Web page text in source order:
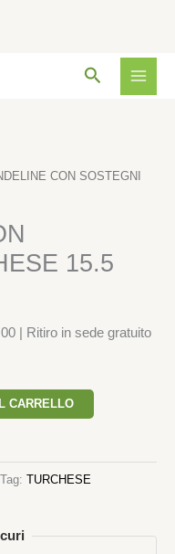
Cerca
CON SOSTEGNI
15.5
| Ritiro in sede gratuito
CARRELLO
Tag: TURCHESE